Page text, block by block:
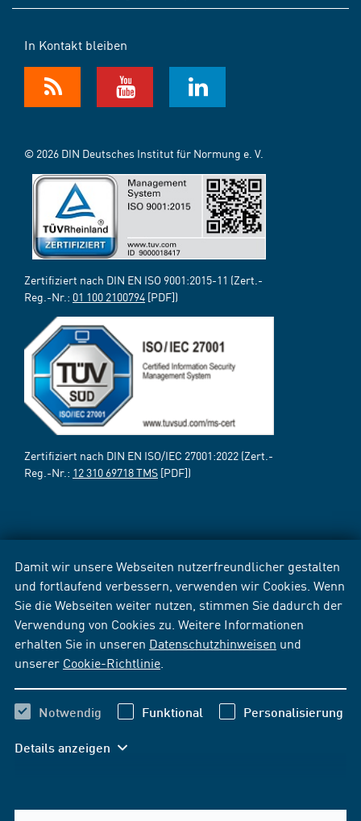
Damit wir unsere Webseiten nutzerfreundlicher gestalten
und fortlaufend verbessern, verwenden wir Cookies. Wenn
Sie die Webseiten weiter nutzen, stimmen Sie dadurch der
Verwendung von Cookies zu. Weitere Informationen
erhalten Sie in unseren Datenschutzhinweisen und
unserer Cookie-Richtlinie
Notwendig Funktional Personalisierung
Details anzeigen
In Kontakt bleiben
© 2026 DIN Deutsches Institut für Normung e. V.
Zertifiziert nach DIN EN ISO 9001:2015-11 (Zert.-
Reg.-Nr.: 01 100 2100794 [PDF])
Zertifiziert nach DIN EN ISO/IEC 27001:2022 (Zert.-
Reg.-Nr.: 12 310 69718 TMS [PDF])